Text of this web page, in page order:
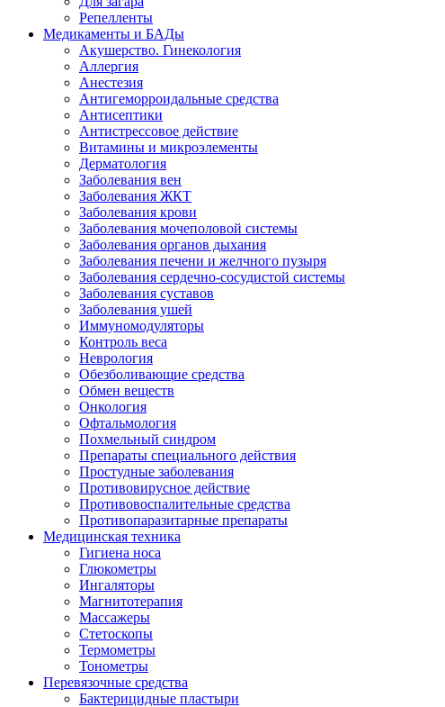
Репелленты
Медикаменты и БАДы
Акушерство. Гинекология
Аллергия
Анестезия
Антигеморроидальные средства
Антисептики
Антистрессовое действие
Витамины и микроэлементы
Дерматология
Заболевания вен
Заболевания ЖКТ
Заболевания крови
Заболевания мочеполовой системы
Заболевания органов дыхания
Заболевания печени и желчного пузыря
Заболевания сердечно-сосудистой системы
Заболевания суставов
Заболевания ушей
Иммуномодуляторы
Контроль веса
Неврология
Обезболивающие средства
Обмен веществ
Онкология
Офтальмология
Похмельный синдром
Препараты специального действия
Простудные заболевания
Противовирусное действие
Противовоспалительные средства
Противопаразитарные препараты
Медицинская техника
Гигиена носа
Глюкометры
Ингаляторы
Магнитотерапия
Массажеры
Стетоскопы
Термометры
Тонометры
Перевязочные средства
Бактерицидные пластыри